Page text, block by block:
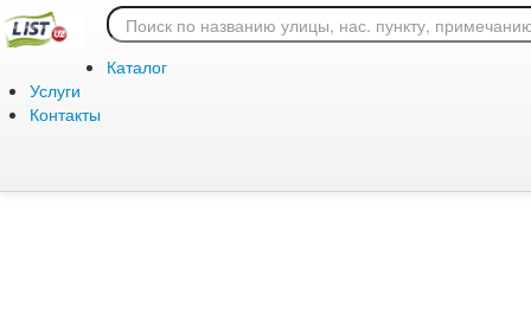
Каталог
Услуги
Контакты
Ошибка 404: страница